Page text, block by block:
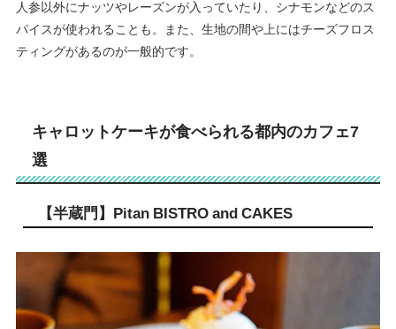
人参以外にナッツやレーズンが入っていたり、シナモンなどのス
パイスが使われることも。また、生地の間や上にはチーズフロス
ティングがあるのが一般的です。
キャロットケーキが食べられる都内のカフェ7
選
【半蔵門】Pitan BISTRO and CAKES